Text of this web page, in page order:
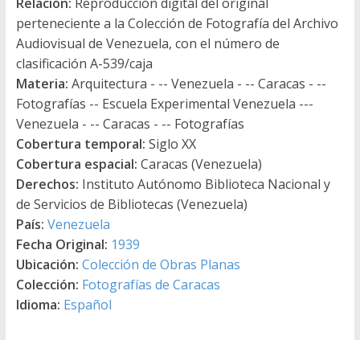
perteneciente a la Colección de Fotografía del Archivo
Audiovisual de Venezuela, con el número de
clasificación A-539/caja
Materia: Arquitectura - -- Venezuela - -- Caracas - --
Fotografías -- Escuela Experimental Venezuela ---
Venezuela - -- Caracas - -- Fotografías
Cobertura temporal: Siglo XX
Cobertura espacial: Caracas (Venezuela)
Derechos: Instituto Autónomo Biblioteca Nacional y
de Servicios de Bibliotecas (Venezuela)
País: Venezuela
Fecha Original: 1939
Ubicación: Colección de Obras Planas
Colección: Fotografías de Caracas
Idioma: Español